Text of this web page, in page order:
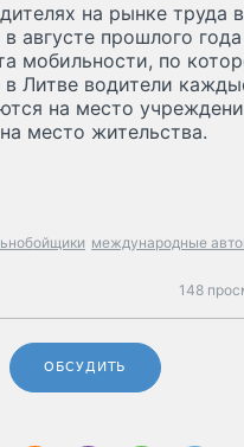
на рынке труда
августе прошлого
мобильности, по
в Литве водители
на место
место жительства.
международные
148
ОБСУДИТЬ